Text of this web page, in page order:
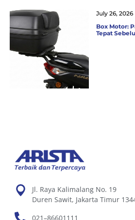
Box Motor:
Tepat
July 26, 2026
Jl. Raya Kalimalang No. 19
Duren Sawit, Jakarta Timur
021–86601111